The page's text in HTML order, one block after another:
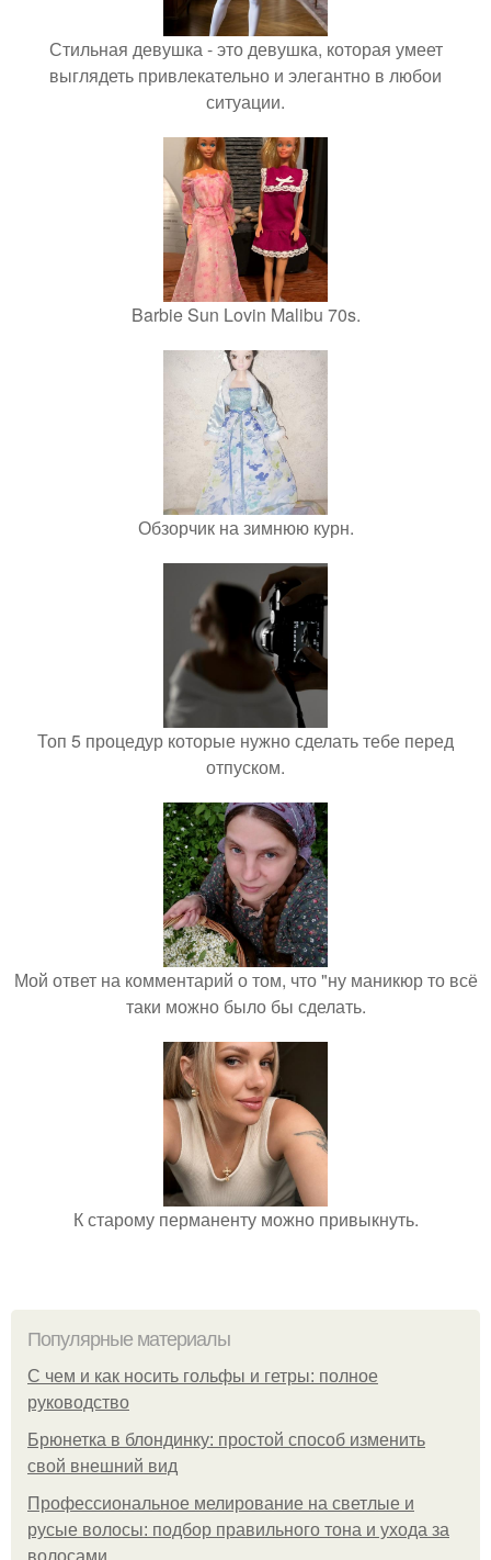
Стильная девушка - это девушка, которая умеет
выглядеть привлекательно и элегантно в любои
ситуации.
Barbie Sun Lovin Malibu 70s.
Обзорчик на зимнюю курн.
Топ 5 процедур которые нужно сделать тебе перед
отпуском.
Мой ответ на комментарий о том, что "ну маникюр то всё
таки можно было бы сделать.
К старому перманенту можно привыкнуть.
Популярные материалы
С чем и как носить гольфы и гетры: полное
руководство
Брюнетка в блондинку: простой способ изменить
свой внешний вид
Профессиональное мелирование на светлые и
русые волосы: подбор правильного тона и ухода за
волосами